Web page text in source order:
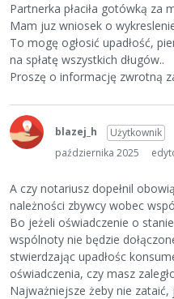
Partnerka płaciła gotówką za
Mam juz wniosek o
To mogę ogłosić upadłość,
na spłatę wszystkich długów..
Proszę o informację zwrotną
blazej_h
Użytkownik
października 2025
A czy notariusz dopełnil
należności zbywcy wobec
Bo jeżeli oświadczenie o
wspólnoty nie będzie
stwierdzając upadłośc
oświadczenia, czy masz
Najważniejsze żeby nie